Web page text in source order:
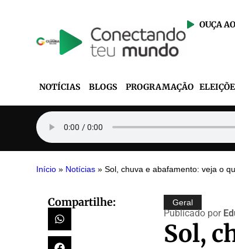
OUÇA
NOTÍCIAS BLOGS PROGRAMAÇÃO
Início » Notícias » Sol, chuva e abafamento: veja o
Compartilhe: Geral
Publicado por
Sol,